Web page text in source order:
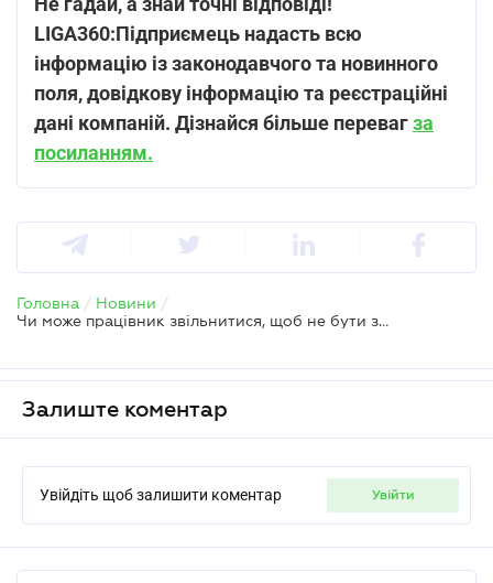
LIGA360:Підприємець надасть всю
інформацію із законодавчого та новинного
поля, довідкову інформацію та реєстраційні
дані компаній. Дізнайся більше перевагза
посиланням.
Головна / Новини /
Чи може працівник звільнитися, щоб не бути залученим до суспільно корисних робіт
Залиште коментар
Увійдіть щоб залишити коментар увійти